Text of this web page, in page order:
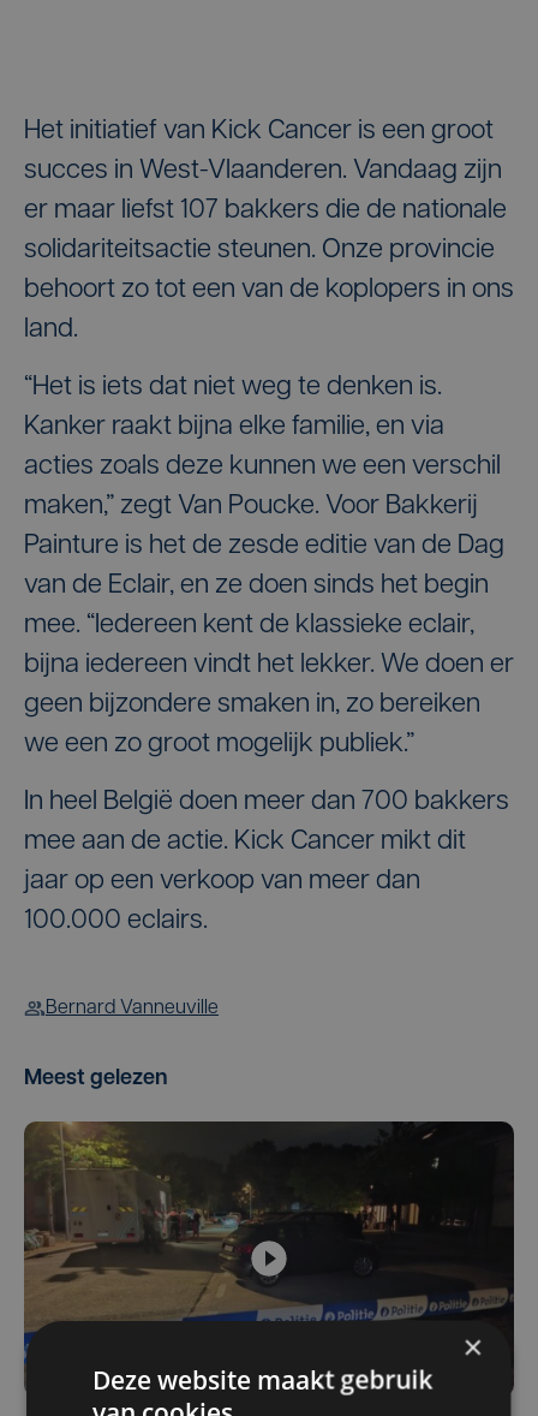
Het initiatief van Kick Cancer is een groot
succes in West-Vlaanderen. Vandaag zijn
er maar liefst 107 bakkers die de nationale
solidariteitsactie steunen. Onze provincie
behoort zo tot een van de koplopers in ons
land.
“Het is iets dat niet weg te denken is.
Kanker raakt bijna elke familie, en via
acties zoals deze kunnen we een verschil
maken,” zegt Van Poucke. Voor Bakkerij
Painture is het de zesde editie van de Dag
van de Eclair, en ze doen sinds het begin
mee. “Iedereen kent de klassieke eclair,
bijna iedereen vindt het lekker. We doen er
geen bijzondere smaken in, zo bereiken
we een zo groot mogelijk publiek.”
In heel België doen meer dan 700 bakkers
mee aan de actie. Kick Cancer mikt dit
jaar op een verkoop van meer dan
100.000 eclairs.
Bernard Vanneuville
Meest gelezen
×
Deze website maakt gebruik